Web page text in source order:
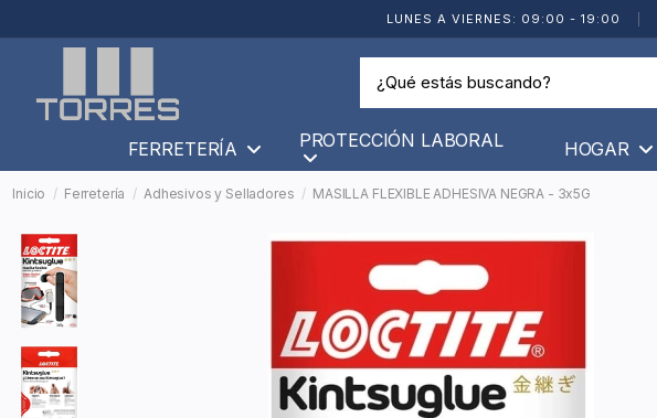
LUNES A VIERNES: 09:00 - 19:00
FERRETERÍA PROTECCIÓN LABORAL HOGAR
Inicio Ferretería Adhesivos y Selladores MASILLA FLEXIBLE ADHESIVA NEGRA - 3x5G